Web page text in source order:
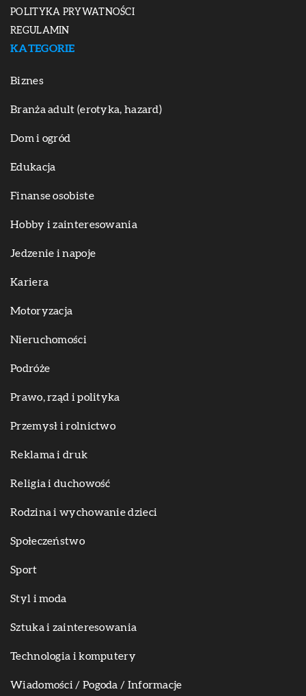
POLITYKA PRYWATNOŚCI
REGULAMIN
KATEGORIE
Biznes
Branża adult (erotyka, hazard)
Dom i ogród
Edukacja
Finanse osobiste
Hobby i zainteresowania
Jedzenie i napoje
Kariera
Motoryzacja
Nieruchomości
Podróże
Prawo, rząd i polityka
Przemysł i rolnictwo
Reklama i druk
Religia i duchowość
Rodzina i wychowanie dzieci
Społeczeństwo
Sport
Styl i moda
Sztuka i zainteresowania
Technologia i komputery
Wiadomości / Pogoda / Informacje